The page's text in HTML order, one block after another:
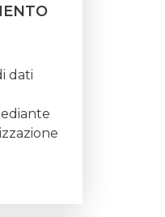
dati